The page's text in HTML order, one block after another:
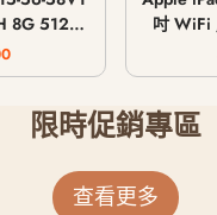
8G 512G
4G
吋 WiFi
限時促銷專區
查看更多